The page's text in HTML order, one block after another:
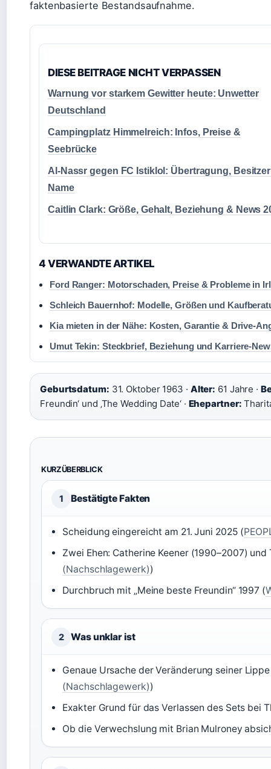
faktenbasierte Bestandsaufnahme.
DIESE BEITRAGE NICHT VERPASSEN
Warnung vor starkem Gewitter heute: Unwetter
Deutschland
Campingplatz Himmelreich: Infos, Preise &
Seebrücke
Al-Nassr gegen FC Istiklol: Übertragung,
Name
Caitlin Clark: Größe, Gehalt, Beziehung & News
4 VERWANDTE ARTIKEL
Ford Ranger: Motorschaden, Preise & Probleme in
Schleich Bauernhof: Modelle, Größen und
Kia mieten in der Nähe: Kosten, Garantie & Drive-
Umut Tekin: Steckbrief, Beziehung und Karriere-
Geburtsdatum: 31. Oktober 1963 · Alter: 61 Jahre ·
Freundin‘ und ‚The Wedding Date‘ · Ehepartner:
KURZÜBERBLICK
1 Bestätigte Fakten
Scheidung eingereicht am 21. Juni 2025 (
Zwei Ehen: Catherine Keener (1990–2007)
(Nachschlagewerk))
Durchbruch mit „Meine beste Freundin“ 1997 (
2 Was unklar ist
Genaue Ursache der Veränderung seiner
(Nachschlagewerk))
Exakter Grund für das Verlassen des Sets bei
Ob die Verwechslung mit Brian Mulroney